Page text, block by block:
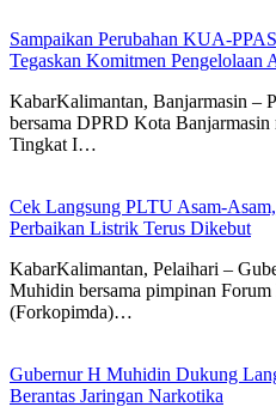
Sampaikan Perubahan KUA-
Tegaskan Komitmen Pengelolaan
KabarKalimantan, Banjarmasin –
bersama DPRD Kota Banjarmasin
Tingkat I…
Cek Langsung PLTU Asam-
Perbaikan Listrik Terus Dikebut
KabarKalimantan, Pelaihari –
Muhidin bersama pimpinan
(Forkopimda)…
Gubernur H Muhidin Dukung
Berantas Jaringan Narkotika